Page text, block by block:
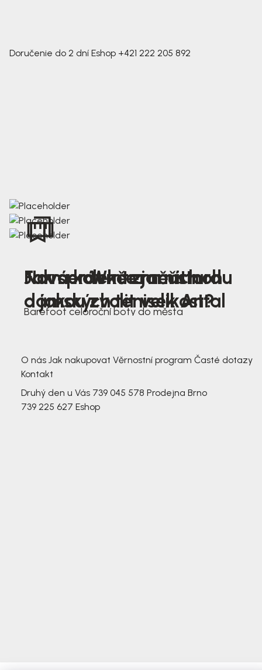
Doručenie do 2 dní Eshop +421 222 205 892
Nová kolekce jarních
dámských tenisek Antal
Jak správně změřit nohu
a jakou zvolit velikost?
Farmer Winter mustard
Barefoot celoroční boty do města
O nás Jak nakupovat Věrnostní program Časté dotazy
Kontakt
Druhý den u Vás 739 045 578 Prodejna Brno
739 225 627 Eshop